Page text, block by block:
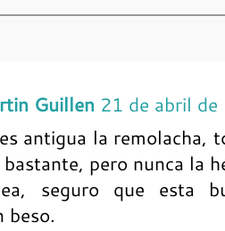
Guillen 21 de abril
antigua la remolacha,
pero nunca la
seguro que esta
beso.